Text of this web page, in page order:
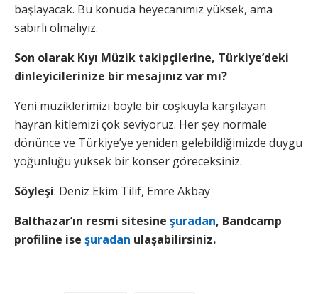
başlayacak. Bu konuda heyecanımız yüksek, ama
sabırlı olmalıyız.
Son olarak Kıyı Müzik takipçilerine, Türkiye’deki
dinleyicilerinize bir mesajınız var mı?
Yeni müziklerimizi böyle bir coşkuyla karşılayan
hayran kitlemizi çok seviyoruz. Her şey normale
dönünce ve Türkiye’ye yeniden gelebildiğimizde duygu
yoğunluğu yüksek bir konser göreceksiniz.
Söyleşi: Deniz Ekim Tilif, Emre Akbay
Balthazar’ın resmi sitesine şuradan, Bandcamp
profiline ise şuradan ulaşabilirsiniz.